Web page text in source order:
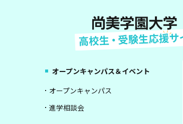
オープンキャンパス＆イベント
オープンキャンパス
進学相談会